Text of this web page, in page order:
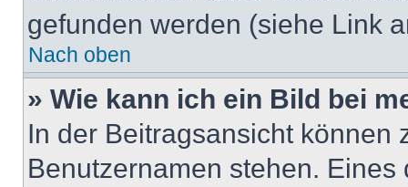
gefunden werden (siehe Link
Nach oben
» Wie kann ich ein Bild bei
In der Beitragsansicht können
Benutzernamen stehen.